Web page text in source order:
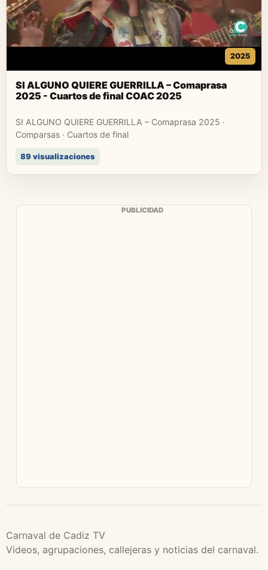
2025
SI ALGUNO QUIERE GUERRILLA – Comaprasa
2025 - Cuartos de final COAC 2025
SI ALGUNO QUIERE GUERRILLA – Comaprasa 2025 ·
Comparsas · Cuartos de final
89 visualizaciones
PUBLICIDAD
Carnaval de Cadiz TV
Videos, agrupaciones, callejeras y noticias del carnaval.